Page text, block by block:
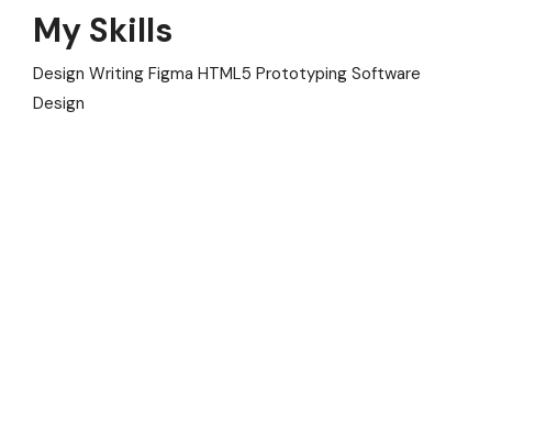
My Skills
Design Writing Figma HTML5 Prototyping Software
Design